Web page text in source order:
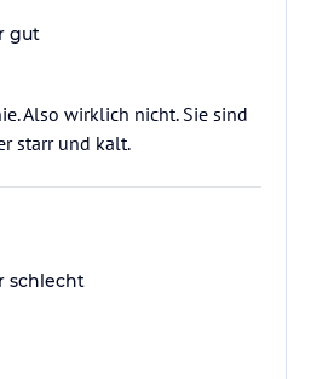
gut
Also wirklich nicht. Sie sind
starr und kalt.
schlecht